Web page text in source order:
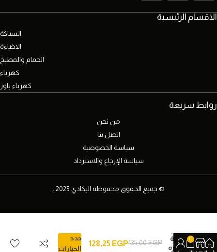
الاقسام الرئيسية
السباكة
الاضاءة
الحمام والمطبخ
كهرباء
كهرباء باور
روابط سريعة
من نحن
اتصل بنا
سياسة الخصوصية
سياسة الإرجاع والاسترداد
© جميع الحقوق محفوظة اليكادي 2025 .
بلمبة
اشارة
135,00EGP
128,25 EGP
حدد
الخيارات
0